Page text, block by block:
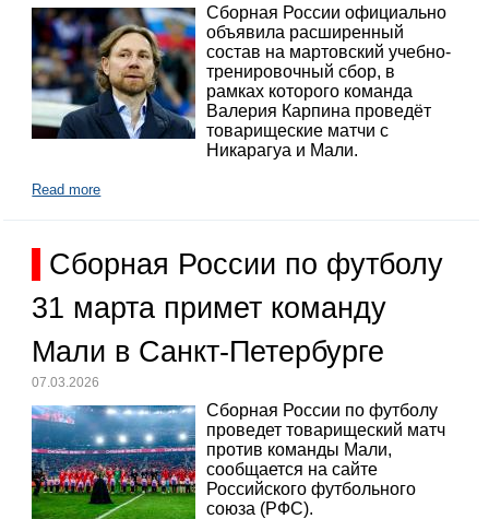
Сборная России официально
объявила расширенный
состав на мартовский учебно-
тренировочный сбор, в
рамках которого команда
Валерия Карпина проведёт
товарищеские матчи с
Никарагуа и Мали.
Read more
Сборная России по футболу
31 марта примет команду
Мали в Санкт-Петербурге
07.03.2026
Сборная России по футболу
проведет товарищеский матч
против команды Мали,
сообщается на сайте
Российского футбольного
союза (РФС).